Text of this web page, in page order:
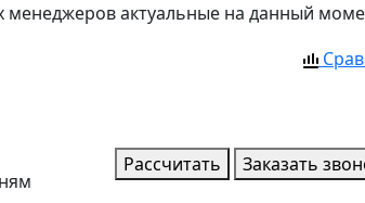
менеджеров актуальные на данный
Рассчитать Заказать